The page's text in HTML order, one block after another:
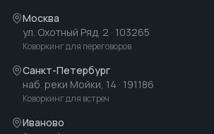
Москва
ул. Охотный Ряд, 2 · 103265
Коворкинг для переговоров
Санкт-Петербург
наб. реки Мойки, 14 · 191186
Коворкинг для встреч
Иваново